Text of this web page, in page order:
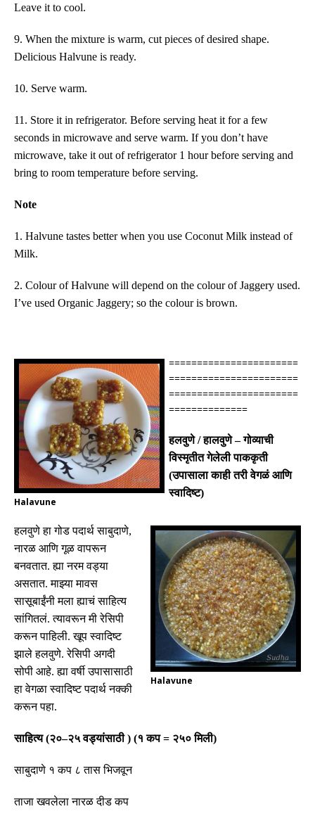
Leave it to cool.
9. When the mixture is warm, cut pieces of desired shape.
Delicious Halvune is ready.
10. Serve warm.
11. Store it in refrigerator. Before serving heat it for a few
seconds in microwave and serve warm. If you don’t have
microwave, take it out of refrigerator 1 hour before serving and
bring to room temperature before serving.
Note
1. Halvune tastes better when you use Coconut Milk instead of
Milk.
2. Colour of Halvune will depend on the colour of Jaggery used.
I’ve used Organic Jaggery; so the colour is brown.
Halavune
Halavune
=======================
=======================
=======================
==============
हलवुणे/हालवुणे–गोव्याची
विस्मृतीत गेलेली पाककृती
(उपासाला काही तरी वेगळं आणि
स्वादिष्ट)
हलवुणे हा गोड पदार्थ साबुदाणे,
नारळ आणि गूळ वापरून
बनवतात.ह्या नरम वड्या
असतात.माझ्या मावस
सासूबाईंनी मला ह्याचं साहित्य
सांगितलं.त्यावरून मी रेसिपी
करून पाहिली.खूप स्वादिष्ट
झालेहलवुणे.रेसिपी अगदी
सोपी आहे.ह्या वर्षी उपासासाठी
हा वेगळा स्वादिष्ट पदार्थ नक्की
करून पहा.
साहित्य(२०–२५ वड्यांसाठी) (१ कप= २५० मिली)
साबुदाणे १ कप ८ तास भिजवून
ताजा खवलेला नारळ दीड कप